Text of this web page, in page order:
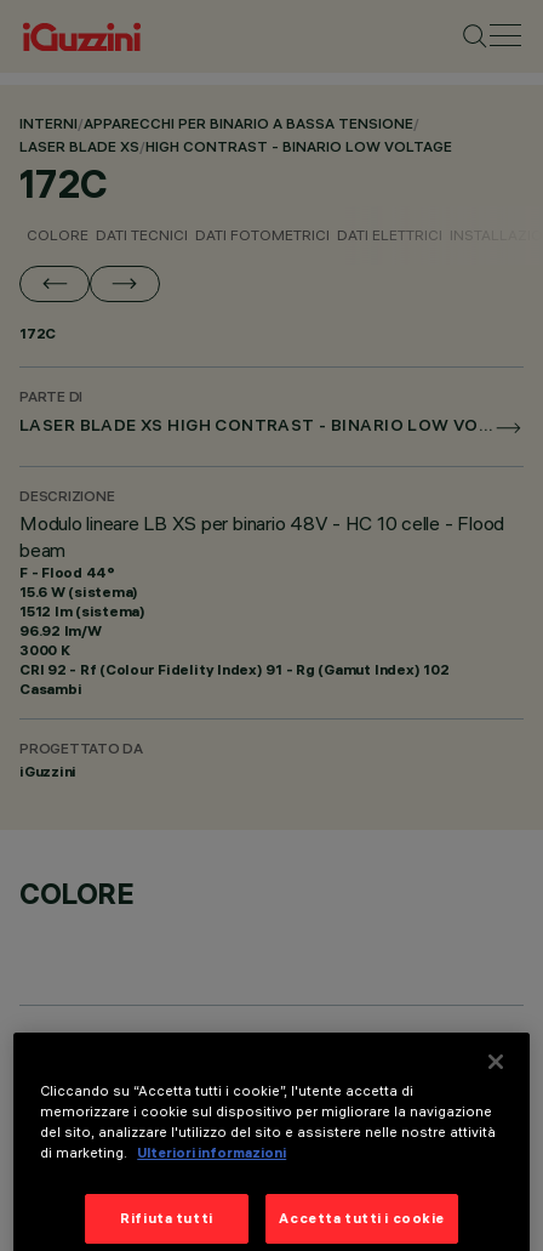
INTERNI/APPARECCHI PER BINARIO A BASSA TENSIONE/
LASER BLADE XS/HIGH CONTRAST - BINARIO LOW VOLTAGE
172C
COLORE DATI TECNICI DATI FOTOMETRICI DATI ELETTRICI
172C
PARTE DI
LASER BLADE XS HIGH CONTRAST - BINARIO LOW VOLTAGE
DESCRIZIONE
Modulo lineare LB XS per binario 48V - HC 10 celle - Flood
beam
F - Flood 44°
15.6 W (sistema)
1512 lm (sistema)
96.92 lm/W
3000 K
CRI 92 - Rf (Colour Fidelity Index) 91 - Rg (Gamut Index) 102
Casambi
PROGETTATO DA
iGuzzini
COLORE
ULTIMO AGGIORNAMENTO: 07/08/2026
Modulo lineare fisso a 10 elementi ottici completo di
adattatore per installazione su binario a bassa tensione 48V.
Cliccando su “Accetta tutti i cookie”, l'utente accetta di
memorizzare i cookie sul dispositivo per migliorare la navigazione
del sito, analizzare l'utilizzo del sito e assistere nelle nostre attività
di marketing.
Ulteriori informazioni
Rifiuta tutti Accetta tutti i cookie